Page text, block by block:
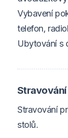
Vybavení
telefon,
Ubytování s
Stravování
Stravování
stolů.